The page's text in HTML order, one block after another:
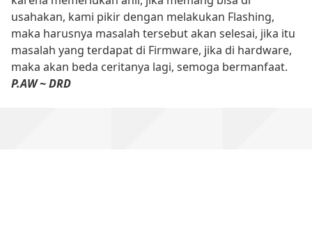
usahakan, kami pikir dengan melakukan Flashing,
maka harusnya masalah tersebut akan selesai, jika itu
masalah yang terdapat di Firmware, jika di hardware,
maka akan beda ceritanya lagi, semoga bermanfaat.
P.AW ~ DRD